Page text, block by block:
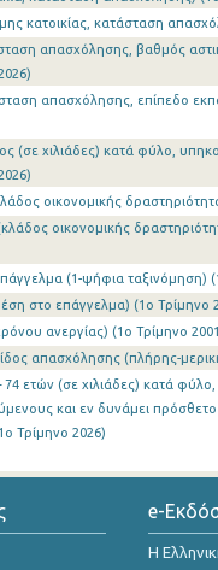
κατοικίας, κατάσταση
απασχόλησης, βαθμός
απασχόλησης, επίπεδο
(σε χιλιάδες) κατά φύλο,
οικονομικής
οικονομικής
(1-ψήφια ταξινόμηση)
στο επάγγελμα) (1o Τρίμηνο
ανεργίας) (1o Τρίμηνο
απασχόλησης (πλήρης-
74 ετών (σε χιλιάδες) κατά
και εν δυνάμει
Τρίμηνο 2026)
e-
Η